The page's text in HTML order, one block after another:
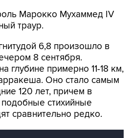
6,8 произошло в
глубине примерно 11-18 км,
Оно стало самым
120 лет, причем в
стихийные
сравнительно редко.
в